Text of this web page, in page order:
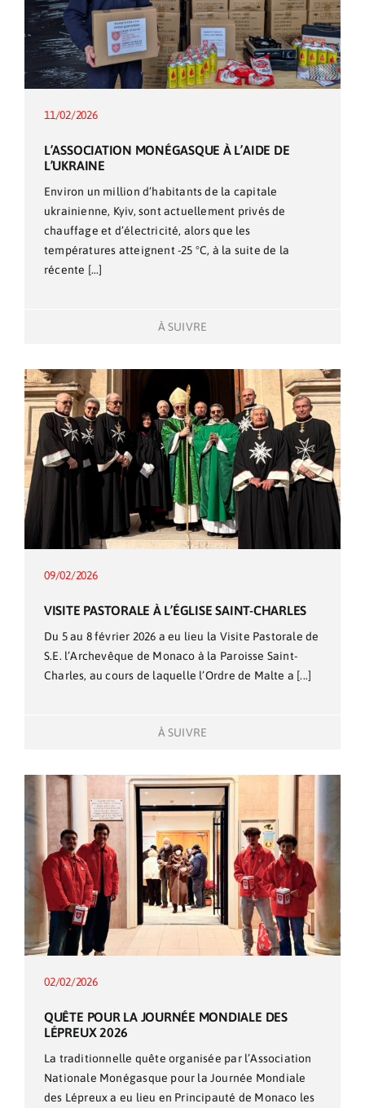
11/02/2026
L’ASSOCIATION MONÉGASQUE À L’AIDE DE
L’UKRAINE
Environ un million d’habitants de la capitale
ukrainienne, Kyiv, sont actuellement privés de
chauffage et d’électricité, alors que les
températures atteignent -25 °C, à la suite de la
récente [...]
À SUIVRE
09/02/2026
VISITE PASTORALE À L’ÉGLISE SAINT-CHARLES
Du 5 au 8 février 2026 a eu lieu la Visite Pastorale de
S.E. l’Archevêque de Monaco à la Paroisse Saint-
Charles, au cours de laquelle l’Ordre de Malte a [...]
À SUIVRE
02/02/2026
QUÊTE POUR LA JOURNÉE MONDIALE DES
LÉPREUX 2026
La traditionnelle quête organisée par l’Association
Nationale Monégasque pour la Journée Mondiale
des Lépreux a eu lieu en Principauté de Monaco les